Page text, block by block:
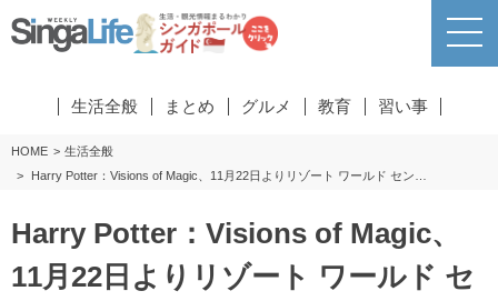
生活全般 まとめ グルメ 教育 習い事
HOME
生活全般
Harry Potter：Visions of Magic、11月22日よりリゾート ワールド セン…
Harry Potter：Visions of Magic、
11月22日よりリゾート ワールド セ